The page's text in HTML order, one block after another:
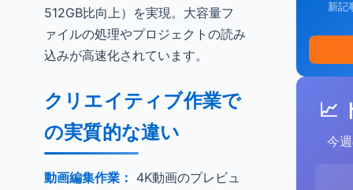
512GB比向上）を実現。大容量フ
ァイルの処理やプロジェクトの読み
込みが高速化されています。
クリエイティブ作業で
の実質的な違い
動画編集作業： 4K動画のプレビュ
新記
📈
今